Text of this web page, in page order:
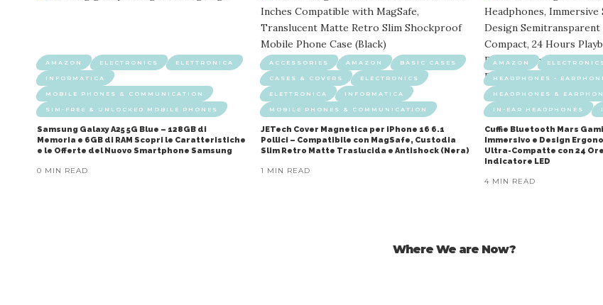
AMAZON ELECTRONICS ELETTRONICA
INFORMATICA
MOBILE PHONES & COMMUNICATION
SIM-FREE & UNLOCKED MOBILE PHONES
Samsung Galaxy A25 5G Blue – 128GB di
Memoria e 6GB di RAM Scopri le Caratteristiche
e le Offerte del Nuovo Smartphone Samsung
0 MIN READ
ACCESSORIES AMAZON BASIC CASES
CASES & COVERS ELECTRONICS
ELETTRONICA INFORMATICA
MOBILE PHONES & COMMUNICATION
JETech Cover Magnetica per iPhone 16 6.1
Pollici – Compatibile con MagSafe, Custodia
Slim Retro Matte Traslucida e Antishock (Nera)
1 MIN READ
AMAZON
HEADPHONES -
HEADPHONES &
IN-EAR HEADPHONES
Cuffie Bluetooth Mars
Immersivo e Design
Ultra-Compatte con 24
Indicatore LED
4 MIN READ
Where We are Now?